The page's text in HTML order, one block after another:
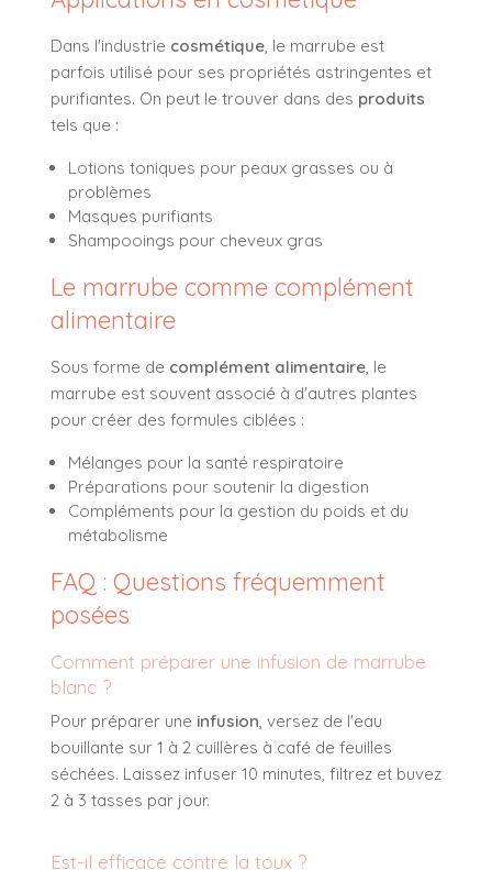
Dans l'industrie cosmétique, le marrube est
parfois utilisé pour ses propriétés astringentes et
purifiantes. On peut le trouver dans des produits
tels que :
Lotions toniques pour peaux grasses ou à
problèmes
Masques purifiants
Shampooings pour cheveux gras
Le marrube comme complément
alimentaire
Sous forme de complément alimentaire, le
marrube est souvent associé à d'autres plantes
pour créer des formules ciblées :
Mélanges pour la santé respiratoire
Préparations pour soutenir la digestion
Compléments pour la gestion du poids et du
métabolisme
FAQ : Questions fréquemment
posées
Comment préparer une infusion de marrube
blanc ?
Pour préparer une infusion, versez de l'eau
bouillante sur 1 à 2 cuillères à café de feuilles
séchées. Laissez infuser 10 minutes, filtrez et buvez
2 à 3 tasses par jour.
Est-il efficace contre la toux ?